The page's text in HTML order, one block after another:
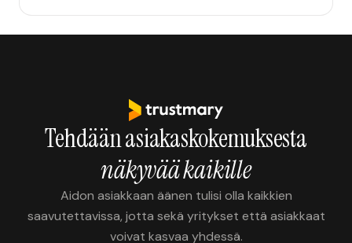
Tehdään asiakaskokemuksesta
näkyvää kaikille
Aidon asiakkaan äänen tulisi olla kaikkien
saavutettavissa, jotta sekä yritykset että asiakkaat
voivat kasvaa yhdessä.